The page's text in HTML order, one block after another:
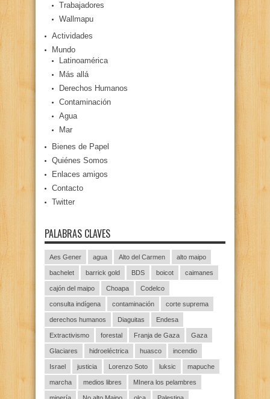
Trabajadores
Wallmapu
Actividades
Mundo
Latinoamérica
Más allá
Derechos Humanos
Contaminación
Agua
Mar
Bienes de Papel
Quiénes Somos
Enlaces amigos
Contacto
Twitter
PALABRAS CLAVES
Aes Gener agua Alto del Carmen alto maipo
bachelet barrick gold BDS boicot caimanes
cajón del maipo Choapa Codelco
consulta indígena contaminación corte suprema
derechos humanos Diaguitas Endesa
Extractivismo forestal Franja de Gaza Gaza
Glaciares hidroeléctrica huasco incendio
Israel justicia Lorenzo Soto luksic mapuche
marcha medios libres MInera los pelambres